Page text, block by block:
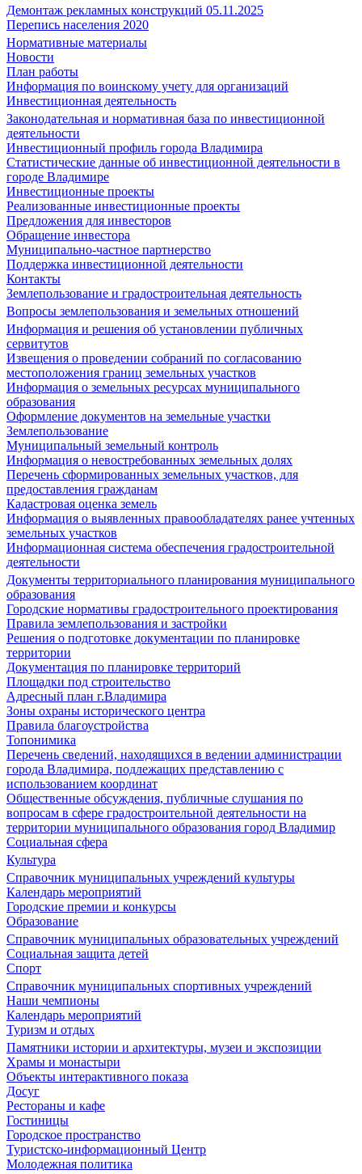
Демонтаж рекламных конструкций 05.11.2025
Перепись населения 2020
Нормативные материалы
Новости
План работы
Информация по воинскому учету для организаций
Инвестиционная деятельность
Законодательная и нормативная база по инвестиционной
деятельности
Инвестиционный профиль города Владимира
Статистические данные об инвестиционной деятельности в
городе Владимире
Инвестиционные проекты
Реализованные инвестиционные проекты
Предложения для инвесторов
Обращение инвестора
Муниципально-частное партнерство
Поддержка инвестиционной деятельности
Контакты
Землепользование и градостроительная деятельность
Вопросы землепользования и земельных отношений
Информация и решения об установлении публичных
сервитутов
Извещения о проведении собраний по согласованию
местоположения границ земельных участков
Информация о земельных ресурсах муниципального
образования
Оформление документов на земельные участки
Землепользование
Муниципальный земельный контроль
Информация о невостребованных земельных долях
Перечень сформированных земельных участков, для
предоставления гражданам
Кадастровая оценка земель
Информация о выявленных правообладателях ранее учтенных
земельных участков
Информационная система обеспечения градостроительной
деятельности
Документы территориального планирования муниципального
образования
Городские нормативы градостроительного проектирования
Правила землепользования и застройки
Решения о подготовке документации по планировке
территории
Документация по планировке территорий
Площадки под строительство
Адресный план г.Владимира
Зоны охраны исторического центра
Правила благоустройства
Топонимика
Перечень сведений, находящихся в ведении администрации
города Владимира, подлежащих представлению с
использованием координат
Общественные обсуждения, публичные слушания по
вопросам в сфере градостроительной деятельности на
территории муниципального образования город Владимир
Социальная сфера
Культура
Справочник муниципальных учреждений культуры
Календарь мероприятий
Городские премии и конкурсы
Образование
Справочник муниципальных образовательных учреждений
Социальная защита детей
Спорт
Справочник муниципальных спортивных учреждений
Наши чемпионы
Календарь мероприятий
Туризм и отдых
Памятники истории и архитектуры, музеи и экспозиции
Храмы и монастыри
Объекты интерактивного показа
Досуг
Рестораны и кафе
Гостиницы
Городское пространство
Туристско-информационный Центр
Молодежная политика